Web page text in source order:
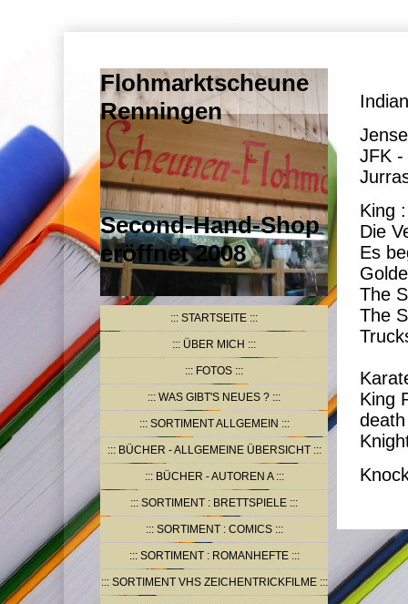
Flohmarktscheune
Renningen
Second-Hand-Shop
eröffnet 2008
STARTSEITE
ÜBER MICH
FOTOS
WAS GIBT'S NEUES ?
SORTIMENT ALLGEMEIN
BÜCHER - ALLGEMEINE ÜBERSICHT
BÜCHER - AUTOREN A
SORTIMENT : BRETTSPIELE
SORTIMENT : COMICS
SORTIMENT : ROMANHEFTE
SORTIMENT VHS ZEICHENTRICKFILME
JFK
King :
Die
Es